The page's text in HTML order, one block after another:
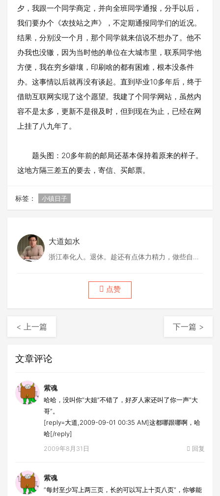
夕，我跟一个同学商定，并向全班同学通报，分手以后，
我们要办个《农技站之声》，不定期通报同学们的近况。
结果，分别没一个月，那个同学就来信说不想办了。他不
办我也没辙，因为当时他的单位在大城市里，联系同学他
方便，我在穷乡僻壤，印刷啥的都有困难，根本没条件
办。这事情以后就再没有谈起。直到毕业10多年后，终于
借助互联网实现了这个愿望。我建了个同学网站，虽然内
容不是太多，更新不是很及时，但到现在为止，已经在网
上挂了八九年了。
题头图：20多年前的邮局还基本保持着原来的样子。
这地方隔三差五的要去，寄信、买邮票。
标签： 小镇日子
大道如水
浙江奉化人。退休。趁还有点体力精力，做些自己
点赞
< 上一篇 下一篇 >
文章评论
紫魂
哈哈，没叫你“大姐”不错了，好歹人家还叫了你一声“大
哥”。
[reply=大道,2009-09-01 00:35 AM]这都哪跟哪啊，哈
哈[/reply]
2009年8月31日 回复
紫魂
“每封至少写上两三页，长的可以写上十页八页”，你够能